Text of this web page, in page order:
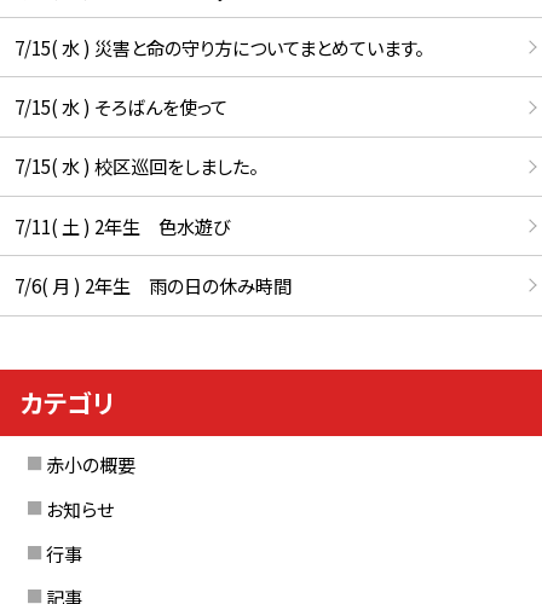
7/15( 水 ) 災害と命の守り方についてまとめています。
7/15( 水 ) そろばんを使って
7/15( 水 ) 校区巡回をしました。
7/11( 土 ) 2年生 色水遊び
7/6( 月 ) 2年生 雨の日の休み時間
カテゴリ
赤小の概要
お知らせ
行事
記事